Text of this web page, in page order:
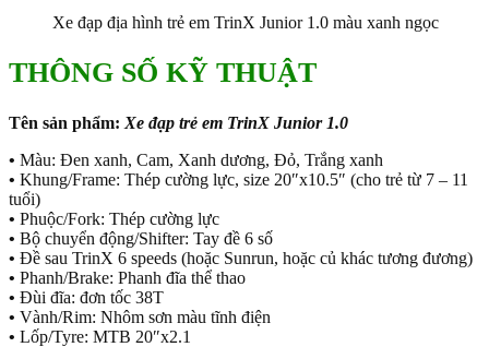
Xe đạp địa hình trẻ em TrinX Junior 1.0 màu xanh ngọc
THÔNG SỐ KỸ THUẬT
Tên sản phẩm: Xe đạp trẻ em TrinX Junior 1.0
• Màu: Đen xanh, Cam, Xanh dương, Đỏ, Trắng xanh
• Khung/Frame: Thép cường lực, size 20″x10.5″ (cho trẻ từ 7 – 11
tuổi)
• Phuộc/Fork: Thép cường lực
• Bộ chuyển động/Shifter: Tay đề 6 số
• Đề sau TrinX 6 speeds (hoặc Sunrun, hoặc củ khác tương đương)
• Phanh/Brake: Phanh đĩa thể thao
• Đùi đĩa: đơn tốc 38T
• Vành/Rim: Nhôm sơn màu tĩnh điện
• Lốp/Tyre: MTB 20″x2.1